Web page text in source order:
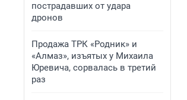
пострадавших от удара
дронов
Продажа ТРК «Родник» и
«Алмаз», изъятых у Михаила
Юревича, сорвалась в третий
раз